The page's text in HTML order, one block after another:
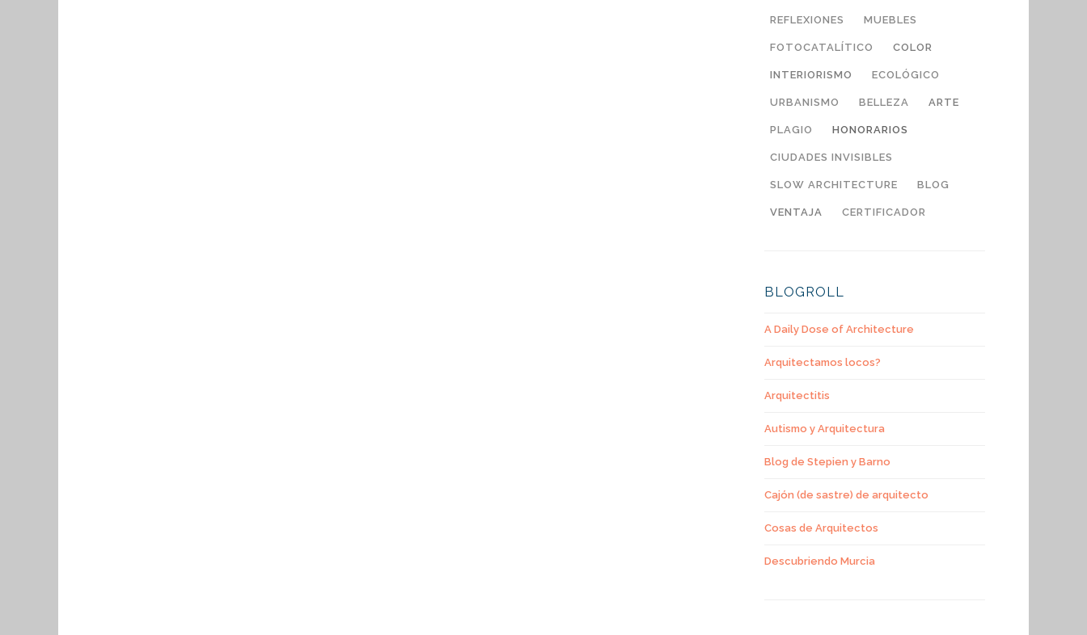
REFLEXIONES MUEBLES
FOTOCATALÍTICO COLOR
INTERIORISMO ECOLÓGICO
URBANISMO BELLEZA ARTE
PLAGIO HONORARIOS
CIUDADES INVISIBLES
SLOW ARCHITECTURE BLOG
VENTAJA CERTIFICADOR
BLOGROLL
A Daily Dose of Architecture
Arquitectamos locos?
Arquitectitis
Autismo y Arquitectura
Blog de Stepien y Barno
Cajón (de sastre) de arquitecto
Cosas de Arquitectos
Descubriendo Murcia